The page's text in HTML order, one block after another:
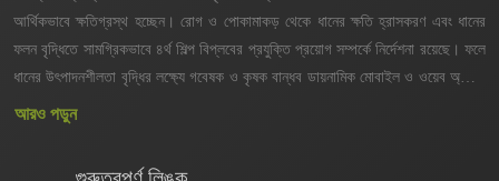
আর্থিকভাবে ক্ষতিগ্রস্থ হচ্ছেন। রোগ ও পোকামাকড় থেকে ধানের ক্ষতি হ্রাসকরণ এবং ধানের
ফলন বৃদ্ধিতে সামগ্রিকভাবে ৪র্থ শিল্প বিপ্লবের প্রযুক্তি প্রয়োগ সম্পর্কে নির্দেশনা রয়েছে। ফলে
ধানের উৎপাদনশীলতা বৃদ্ধির লক্ষ্যে গবেষক ও কৃষক বান্ধব ডায়নামিক মোবাইল ও ওয়েব অ্যাপস
এবং ড্যাশবোর্ড তৈরির উদ্যোগ গ্রহণ করা হয়েছে। সিস্টেমটি ব্যবহারের কারণে সার্বিক সেবা
আরও পড়ুন